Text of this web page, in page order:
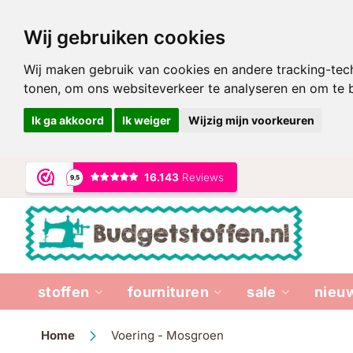
Wij gebruiken cookies
Wij maken gebruik van cookies en andere tracking-
tonen, om ons websiteverkeer te analyseren en om
Ik ga akkoord Ik weiger Wijzig mijn voorkeuren
Ga
naar
de
inhoud
stoffen fournituren sale
Home Voering - Mosgroen